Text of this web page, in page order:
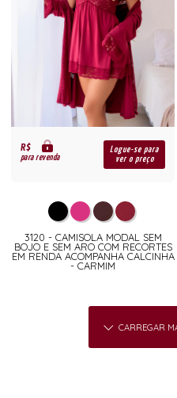
R$
para revenda
Logue-se para
ver o preço
3120 - CAMISOLA MODAL SEM
BOJO E SEM ARO COM RECORTES
EM RENDA ACOMPANHA CALCINHA
- CARMIM
CARREGAR